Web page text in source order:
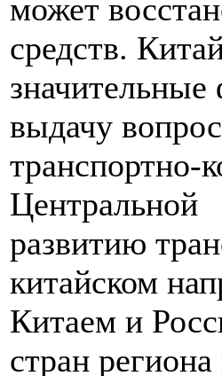
может
средств.
выдачу
транспортно-
развитию
китайском
Китаем и
стран